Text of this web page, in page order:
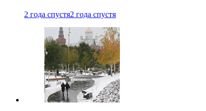
2 года спустя2 года спустя